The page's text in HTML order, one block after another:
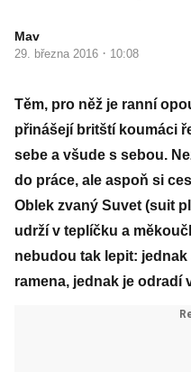
Mav
29. března 2016 · 10:08
Těm, pro něž je ranní
přinášejí britští koumáci
sebe a všude s sebou.
do práce, ale aspoň si
Oblek zvaný Suvet (suit
udrží v teplíčku a
nebudou tak lepit:
ramena, jednak je odradí